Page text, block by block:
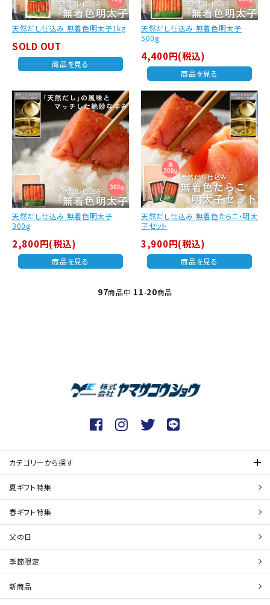
天然だし仕込み 無着色明太子1kg
SOLD OUT
商品を見る
天然だし仕込み 無着色明太子
500g
4,400円(税込)
商品を見る
天然だし仕込み 無着色明太子
300g
2,800円(税込)
商品を見る
天然だし仕込み 無着色たらこ・明太
子セット
3,900円(税込)
商品を見る
97商品中 11-20商品
カテゴリーから探す
夏ギフト特集
春ギフト特集
父の日
季節限定
新商品